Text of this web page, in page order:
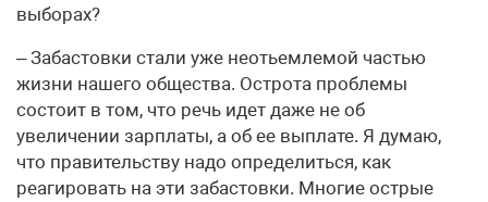
выборах?
– Забастовки стали уже неотьемлемой частью
жизни нашего общества. Острота проблемы
состоит в том, что речь идет даже не об
увеличении зарплаты, а об ее выплате. Я думаю,
что правительству надо определиться, как
реагировать на эти забастовки. Многие острые